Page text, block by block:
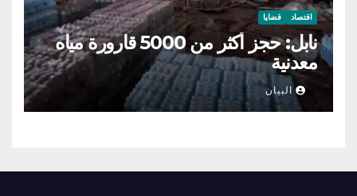
اقتصاد قضايا
نابل: حجز أكثر من 5000 قارورة مياه
معدنية
البيان